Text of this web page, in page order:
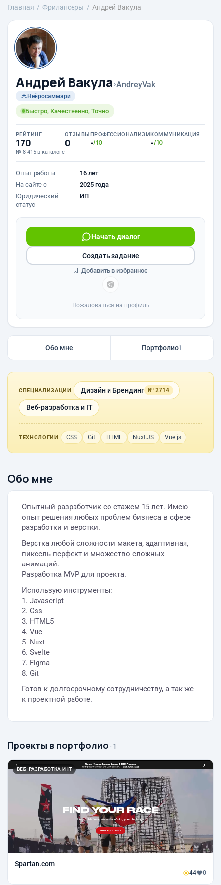
Главная Фрилансеры Андрей Вакула
Андрей Вакула›AndreyVak
Нейросаммари
Быстро, Качественно, Точно
РЕЙТИНГ
170
№ 8 415 в каталоге
ОТЗЫВЫ
0
ПРОФЕССИОНАЛИЗМ
-/10
КОММУНИКАЦИЯ
-/10
Опыт работы
16 лет
На сайте с
2025 года
Юридический
статус
ИП
Начать диалог
Создать задание
Добавить в избранное
Пожаловаться на профиль
Обо мне Портфолио1
СПЕЦИАЛИЗАЦИИ Дизайн и Брендинг № 2714
Веб-разработка и IT
ТЕХНОЛОГИИ CSS Git HTML Nuxt.JS Vue.js
Обо мне
Опытный разработчик со стажем 15 лет. Имею
опыт решения любых проблем бизнеса в сфере
разработки и верстки.
Верстка любой сложности макета, адаптивная,
пиксель перфект и множество сложных
анимаций.
Разработка MVP для проекта.
Использую инструменты:
1. Javascript
2. Css
3. HTML5
4. Vue
5. Nuxt
6. Svelte
7. Figma
8. Git
Готов к долгосрочному сотрудничеству, а так же
к проектной работе.
Проекты в портфолио · 1
ВЕБ-РАЗРАБОТКА И IT
Spartan.com
44 0